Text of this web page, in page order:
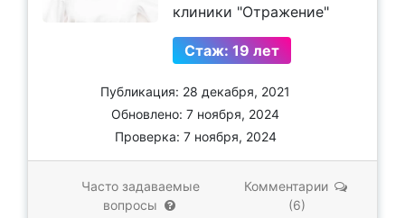
клиники "Отражение"
Стаж: 19 лет
Публикация: 28 декабря, 2021
Обновлено: 7 ноября, 2024
Проверка: 7 ноября, 2024
Часто задаваемые
вопросы
Комментарии
(6)